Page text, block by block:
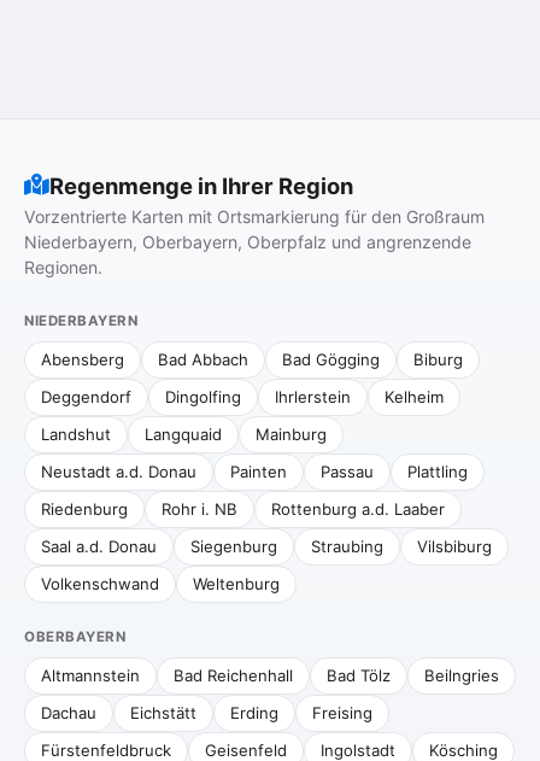
Regenmenge in Ihrer Region
Vorzentrierte Karten mit Ortsmarkierung für den Großraum
Niederbayern, Oberbayern, Oberpfalz und angrenzende
Regionen.
NIEDERBAYERN
Abensberg Bad Abbach Bad Gögging
Biburg
Deggendorf
Dingolfing Ihrlerstein
Kelheim
Landshut
Langquaid
Mainburg
Neustadt a.d. Donau
Painten Passau
Plattling
Riedenburg
Rohr i. NB
Rottenburg a.d. Laaber
Saal a.d. Donau
Siegenburg Straubing
Vilsbiburg
Volkenschwand
Weltenburg
OBERBAYERN
Altmannstein Bad Reichenhall Bad Tölz
Beilngries
Dachau
Eichstätt Erding
Freising
Fürstenfeldbruck
Geisenfeld Ingolstadt
Kösching